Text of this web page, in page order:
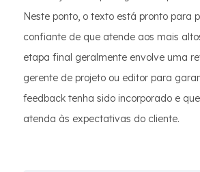
Neste ponto, o texto está pronto para
confiante de que atende aos mais
etapa final geralmente envolve uma
gerente de projeto ou editor para
feedback tenha sido incorporado e
atenda às expectativas do cliente.